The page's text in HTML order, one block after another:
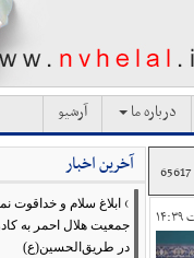
درباره ما آرشیو
آخرین اخبار
› ابلاغ سلام و خداقوت
جمعیت هلال احمر به
در طریق‌الحسین(ع)